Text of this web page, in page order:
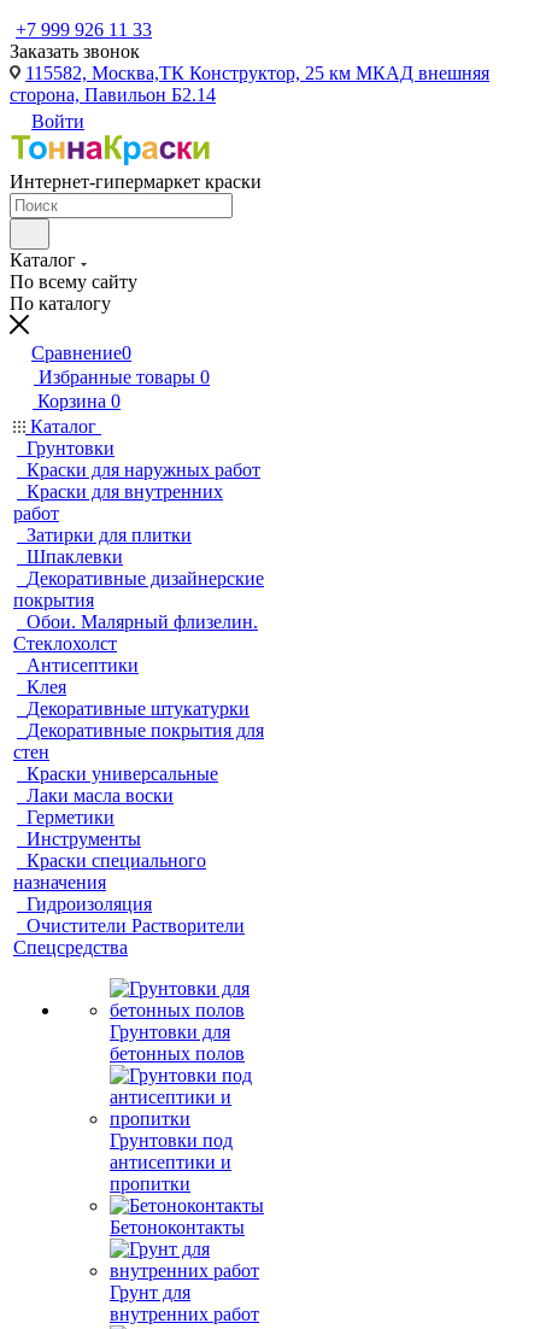
+7 999 926 11 33
Заказать звонок
115582, Москва,ТК Конструктор, 25 км МКАД внешняя
сторона, Павильон Б2.14
Войти
Интернет-гипермаркет краски
Каталог
По всему сайту
По каталогу
Сравнение0
Избранные товары 0
Корзина 0
Каталог
Грунтовки
Краски для наружных работ
Краски для внутренних
работ
Затирки для плитки
Шпаклевки
Декоративные дизайнерские
покрытия
Обои. Малярный флизелин.
Стеклохолст
Антисептики
Клея
Декоративные штукатурки
Декоративные покрытия для
стен
Краски универсальные
Лаки масла воски
Герметики
Инструменты
Краски специального
назначения
Гидроизоляция
Очистители Растворители
Спецсредства
Грунтовки для
бетонных полов
Грунтовки под
антисептики и
пропитки
Бетоноконтакты
Грунт для
внутренних работ